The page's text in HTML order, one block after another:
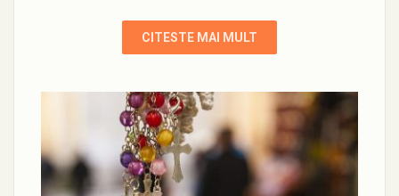
CITESTE MAI MULT